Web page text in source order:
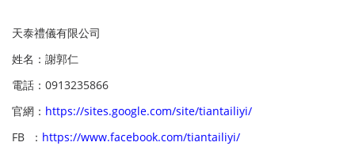
天泰禮儀有限公司
姓名：謝郭仁
電話：0913235866
官網： https://sites.google.com/site/tiantailiyi/
FB ： https://www.facebook.com/tiantailiyi/